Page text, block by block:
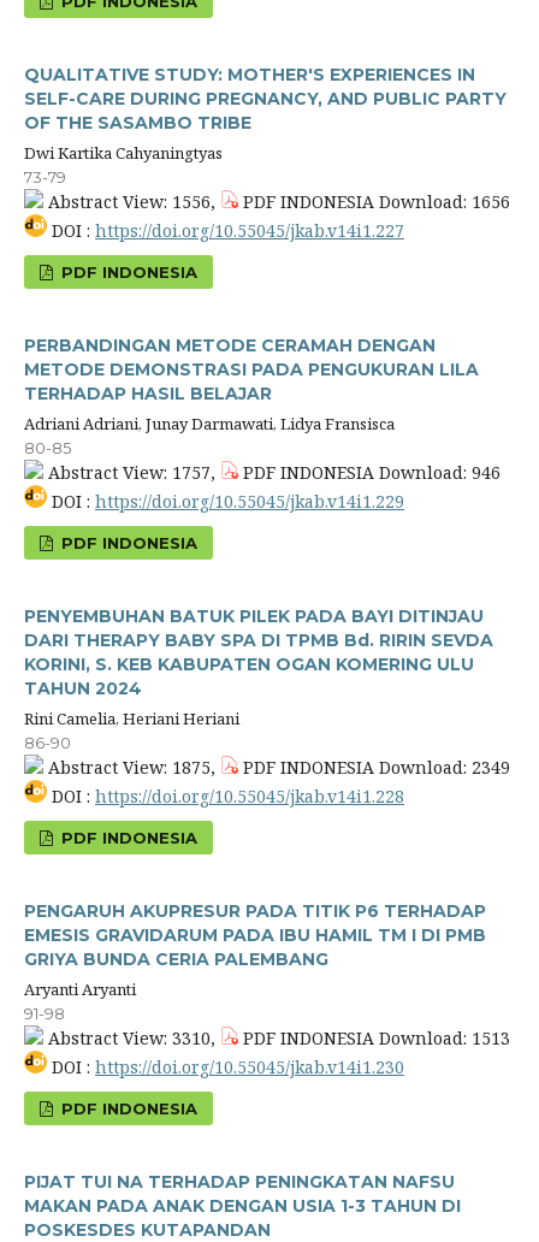
QUALITATIVE STUDY: MOTHER'S EXPERIENCES IN
SELF-CARE DURING PREGNANCY, AND PUBLIC PARTY
OF THE SASAMBO TRIBE
Dwi Kartika Cahyaningtyas
73-79
Abstract View: 1556,
PDF INDONESIA Download: 1656
DOI : https://doi.org/10.55045/jkab.v14i1.227
PDF INDONESIA
PERBANDINGAN METODE CERAMAH DENGAN
METODE DEMONSTRASI PADA PENGUKURAN LILA
TERHADAP HASIL BELAJAR
Adriani Adriani, Junay Darmawati, Lidya Fransisca
80-85
Abstract View: 1757,
PDF INDONESIA Download: 946
DOI : https://doi.org/10.55045/jkab.v14i1.229
PDF INDONESIA
PENYEMBUHAN BATUK PILEK PADA BAYI DITINJAU
DARI THERAPY BABY SPA DI TPMB Bd. RIRIN SEVDA
KORINI, S. KEB KABUPATEN OGAN KOMERING ULU
TAHUN 2024
Rini Camelia, Heriani Heriani
86-90
Abstract View: 1875,
PDF INDONESIA Download: 2349
DOI : https://doi.org/10.55045/jkab.v14i1.228
PDF INDONESIA
PENGARUH AKUPRESUR PADA TITIK P6 TERHADAP
EMESIS GRAVIDARUM PADA IBU HAMIL TM I DI PMB
GRIYA BUNDA CERIA PALEMBANG
Aryanti Aryanti
91-98
Abstract View: 3310,
PDF INDONESIA Download: 1513
DOI : https://doi.org/10.55045/jkab.v14i1.230
PDF INDONESIA
PIJAT TUI NA TERHADAP PENINGKATAN NAFSU
MAKAN PADA ANAK DENGAN USIA 1-3 TAHUN DI
POSKESDES KUTAPANDAN